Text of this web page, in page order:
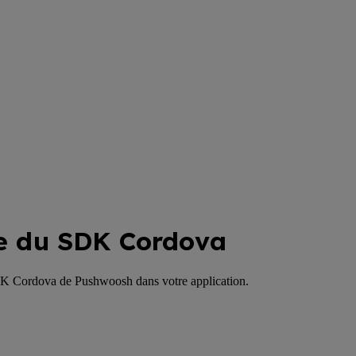
SDK Cordova
Cordova de Pushwoosh dans votre application.